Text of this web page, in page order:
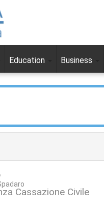
Education Business
Cassazione Civile